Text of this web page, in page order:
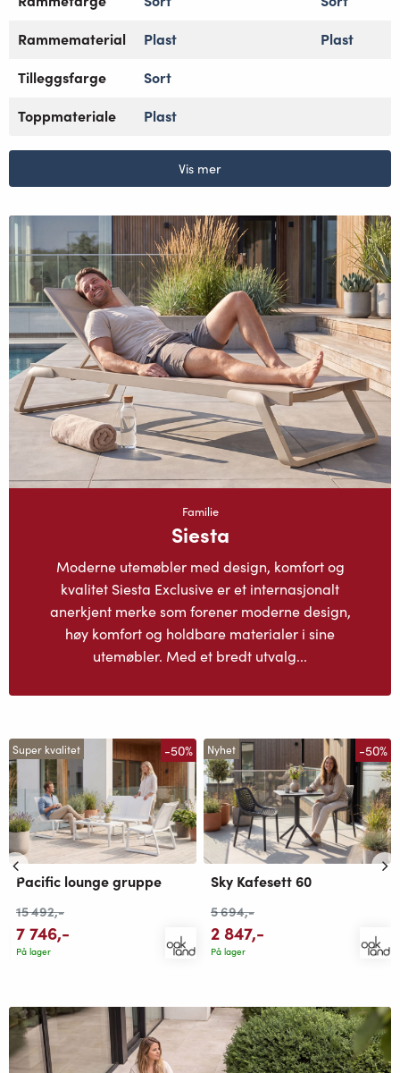
Rammematerial
Plast
Plast
Tilleggsfarge
Sort
Toppmateriale
Plast
Vis mer
Familie
Siesta
Moderne utemøbler med design, komfort og
kvalitet Siesta Exclusive er et internasjonalt
anerkjent merke som forener moderne design,
høy komfort og holdbare materialer i sine
utemøbler. Med et bredt utvalg...
Super kvalitet -50%
Pacific lounge gruppe
15 492,-
7 746,-
På lager
Nyhet -50%
Sky Kafesett 60
5 694,-
2 847,-
På lager